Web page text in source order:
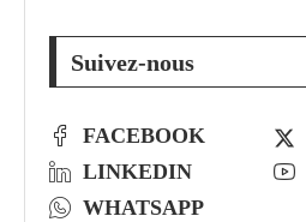
Suivez-nous
FACEBOOK
LINKEDIN
WHATSAPP